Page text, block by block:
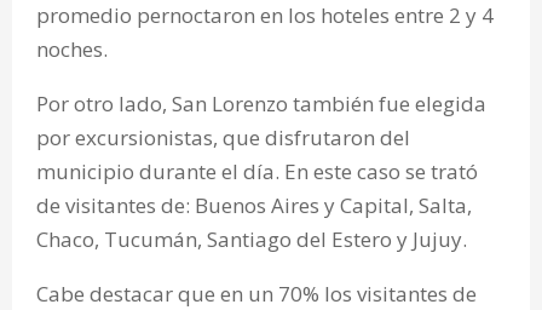
promedio pernoctaron en los hoteles entre 2 y 4
noches.
Por otro lado, San Lorenzo también fue elegida
por excursionistas, que disfrutaron del
municipio durante el día. En este caso se trató
de visitantes de: Buenos Aires y Capital, Salta,
Chaco, Tucumán, Santiago del Estero y Jujuy.
Cabe destacar que en un 70% los visitantes de